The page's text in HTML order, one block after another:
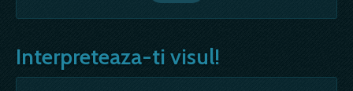
Interpreteaza-ti visul!